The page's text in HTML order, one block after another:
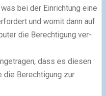
bei der Einrichtung eine
und womit dann auf
die Berechtigung ver­
dass es diesen
die Berechtigung zur